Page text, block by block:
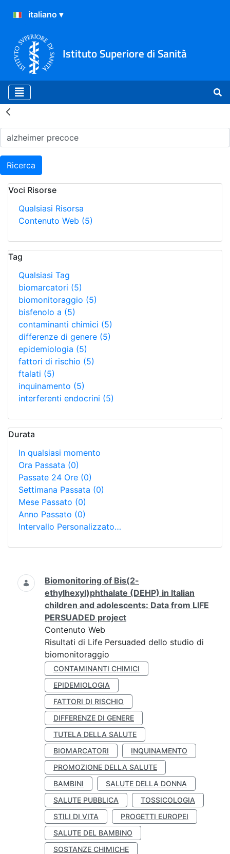
Istituto Superiore di Sanità
Risultati della Ricerca -
Ricerca
Voci Risorse
Qualsiasi Risorsa
Contenuto Web (5)
Tag
Qualsiasi Tag
biomarcatori (5)
biomonitoraggio (5)
bisfenolo a (5)
contaminanti chimici (5)
differenze di genere (5)
epidemiologia (5)
fattori di rischio (5)
ftalati (5)
inquinamento (5)
interferenti endocrini (5)
Durata
In qualsiasi momento
Ora Passata (0)
Passate 24 Ore (0)
Settimana Passata (0)
Mese Passato (0)
Anno Passato (0)
Intervallo Personalizzato…
Ricerca
Biomonitoring of Bis(2-
ethylhexyl)phthalate (DEHP) in Italian
children and adolescents: Data from LIFE
PERSUADED project
Contenuto Web
Risultati di Life Persuaded dello studio di
biomonitoraggio
CONTAMINANTI CHIMICI
EPIDEMIOLOGIA
FATTORI DI RISCHIO
DIFFERENZE DI GENERE
TUTELA DELLA SALUTE
BIOMARCATORI
INQUINAMENTO
PROMOZIONE DELLA SALUTE
BAMBINI
SALUTE DELLA DONNA
SALUTE PUBBLICA
TOSSICOLOGIA
STILI DI VITA
PROGETTI EUROPEI
SALUTE DEL BAMBINO
SOSTANZE CHIMICHE